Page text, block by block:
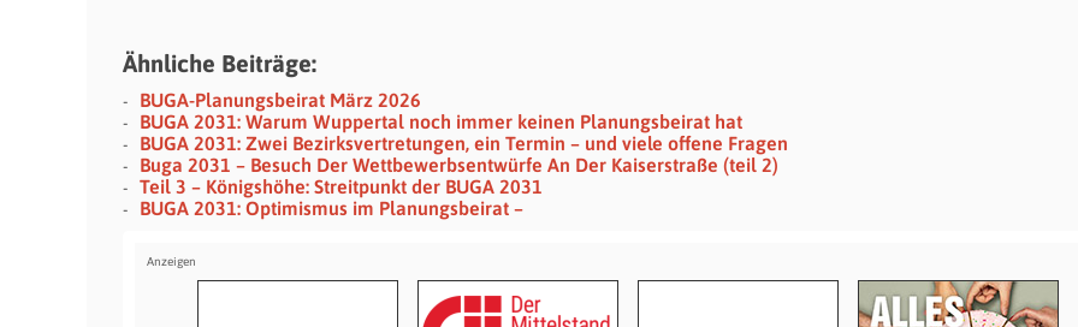
Ähnliche Beiträge:
BUGA-Planungsbeirat März 2026
BUGA 2031: Warum Wuppertal noch immer keinen Planungsbeirat hat
BUGA 2031: Zwei Bezirksvertretungen, ein Termin – und viele offene Fragen
Buga 2031 – Besuch Der Wettbewerbsentwürfe An Der Kaiserstraße (teil 2)
Teil 3 – Königshöhe: Streitpunkt der BUGA 2031
BUGA 2031: Optimismus im Planungsbeirat –